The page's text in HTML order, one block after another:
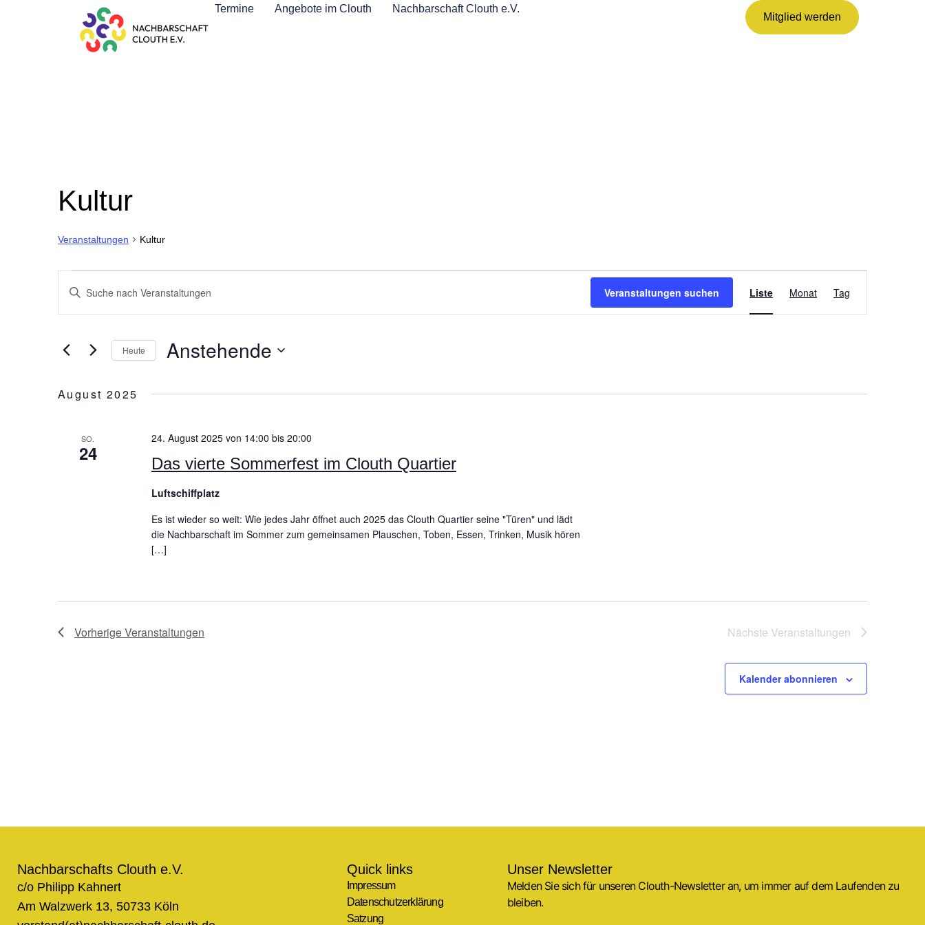
Termine Angebote im Clouth Nachbarschaft Clouth e.V.
Mitglied werden
Kultur
Veranstaltungen Kultur
Veranstaltungen
Suche
und
Ansichten,
Bitte
Schlüsselwort
Veranstaltungen
Schlüsselwort.
Veranstaltungen suchen
ANSICHTEN-
Liste Monat Tag
Heute Anstehende
August 2025
SO.
24 Das vierte Sommerfest im Clouth Quartier
24. August 2025 von 14:00 bis 20:00
Luftschiffplatz
Es ist wieder so weit: Wie jedes Jahr öffnet auch 2025 das Clouth Quartier seine "Türen" und lädt
die Nachbarschaft im Sommer zum gemeinsamen Plauschen, Toben, Essen, Trinken, Musik hören
[…]
VorherigeVeranstaltungen Nächste Veranstaltungen
Kalender abonnieren
Quick links
Impressum
Datenschutzerklärung
Satzung
Nachbarschafts Clouth e.V.
c/o Philipp Kahnert
Am Walzwerk 13, 50733 Köln
Unser Newsletter
Melden Sie sich für unseren Clouth-Newsletter an, um immer auf dem Laufenden zu
bleiben.